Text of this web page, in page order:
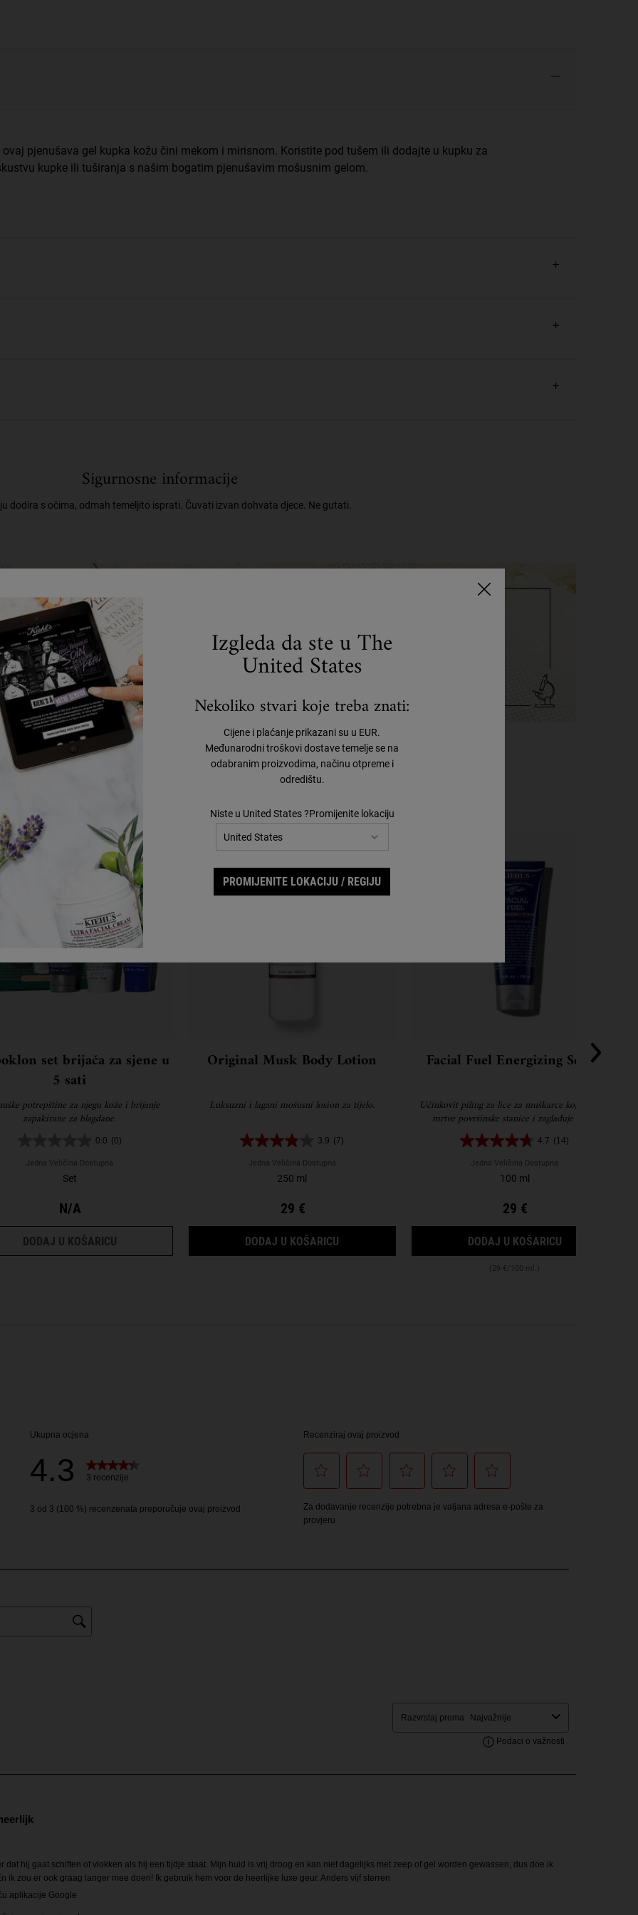
pjenušava gel kupka kožu čini mekom i mirisnom. Koristite pod tušem ili dodajte u kupku za
kupke ili tuširanja s našim bogatim pjenušavim mošusnim gelom.
Sigurnosne informacije
dodira s očima, odmah temeljito isprati. Čuvati izvan dohvata djece. Ne gutati.
GIFT SET
set brijača za sjene u
5 sati
potrepštine za njegu kože i brijanje
zapakirane za blagdane.
0.0 (0)
Jedna Veličina Dostupna
Set
N/A
DODAJ U KOŠARICU VAŠ POKLON SET BRIJAČA ZA SJENE U 5 SATI
Original Musk Body Lotion
Luksuzni i lagani mošusni losion za tijelo.
3.9 (7)
Jedna Veličina Dostupna
250 ml
29 €
DODAJ U KOŠARICU ORIGINAL MUSK BODY LOTION
Facial Fuel Energizing Scrub
Učinkovit piling za lice za muškarce koji uklanja
mrtve površinske stanice i zaglađuje kožu.
4.7 (14)
Jedna Veličina Dostupna
100 ml
29 €
DODAJ U KOŠARICU
(29 €/100 ml.)
Izgleda da ste u The
United States
Nekoliko stvari koje treba znati:
Cijene i plaćanje prikazani su u EUR.
Međunarodni troškovi dostave temelje se na
odabranim proizvodima, načinu otpreme i
odredištu.
Niste u United States ?Promijenite lokaciju
PROMIJENITE LOKACIJU / REGIJU